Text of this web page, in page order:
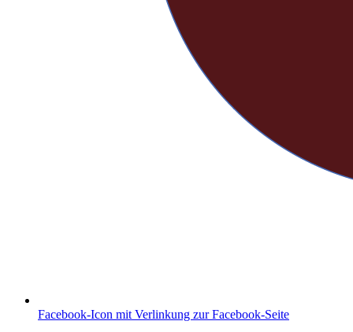
Facebook-Icon mit Verlinkung zur Facebook-Seite